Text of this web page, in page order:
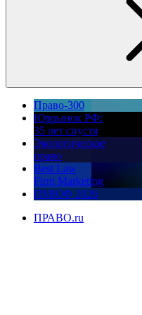
Право-300
Юррынок РФ:
35 лет спустя
Экологическое
право
Best Law
Firm Marketing
ПМЮФ 2026
ПРАВО.ru